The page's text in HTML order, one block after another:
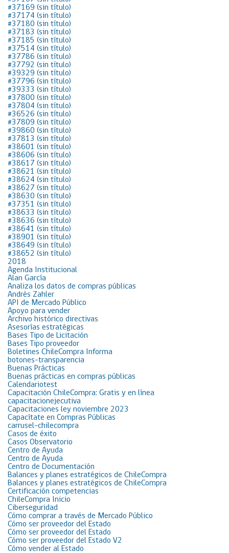
#37169 (sin título)
#37174 (sin título)
#37180 (sin título)
#37183 (sin título)
#37185 (sin título)
#37514 (sin título)
#37786 (sin título)
#37792 (sin título)
#39329 (sin título)
#37796 (sin título)
#39333 (sin título)
#37800 (sin título)
#37804 (sin título)
#36526 (sin título)
#37809 (sin título)
#39860 (sin título)
#37813 (sin título)
#38601 (sin título)
#38606 (sin título)
#38617 (sin título)
#38621 (sin título)
#38624 (sin título)
#38627 (sin título)
#38630 (sin título)
#37351 (sin título)
#38633 (sin título)
#38636 (sin título)
#38641 (sin título)
#38901 (sin título)
#38649 (sin título)
#38652 (sin título)
2018
Agenda Institucional
Alan García
Analiza los datos de compras públicas
Andrés Zahler
API de Mercado Público
Apoyo para vender
Archivo histórico directivas
Asesorías estratégicas
Bases Tipo de Licitación
Bases Tipo proveedor
Boletines ChileCompra Informa
botones-transparencia
Buenas Prácticas
Buenas prácticas en compras públicas
Calendariotest
Capacitación ChileCompra: Gratis y en línea
capacitacionejecutiva
Capacitaciones ley noviembre 2023
Capacítate en Compras Públicas
carrusel-chilecompra
Casos de éxito
Casos Observatorio
Centro de Ayuda
Centro de Ayuda
Centro de Documentación
Balances y planes estratégicos de ChileCompra
Balances y planes estratégicos de ChileCompra
Certificación competencias
ChileCompra Inicio
Ciberseguridad
Cómo comprar a través de Mercado Público
Cómo ser proveedor del Estado
Cómo ser proveedor del Estado
Cómo ser proveedor del Estado V2
Cómo vender al Estado